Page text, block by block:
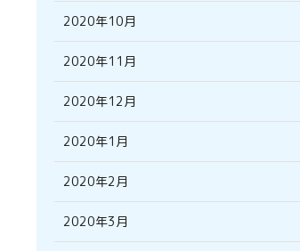
2020年10月
2020年11月
2020年12月
2020年1月
2020年2月
2020年3月